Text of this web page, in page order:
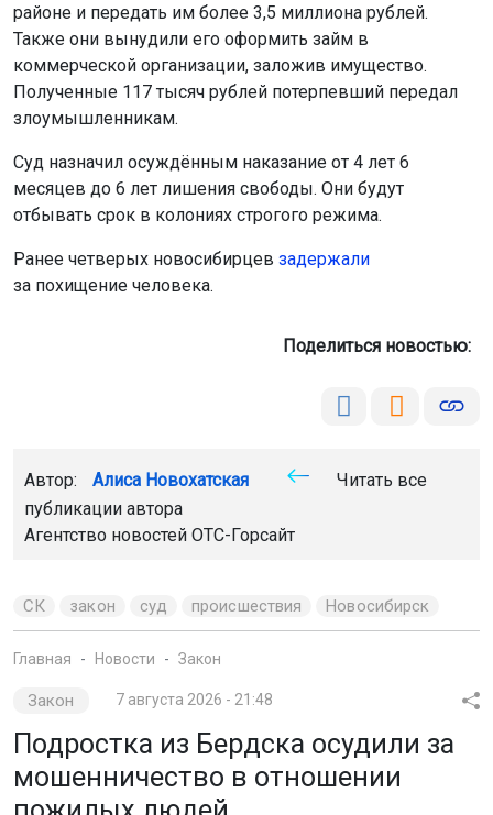
районе и передать им более 3,5 миллиона рублей.
Также они вынудили его оформить займ в
коммерческой организации, заложив имущество.
Полученные 117 тысяч рублей потерпевший передал
злоумышленникам.
Суд назначил осуждённым наказание от 4 лет 6
месяцев до 6 лет лишения свободы. Они будут
отбывать срок в колониях строгого режима.
Ранее четверых новосибирцев задержали
за похищение человека.
Поделиться новостью:
Автор: Алиса Новохатская
Читать все
публикации автора
Агентство новостей ОТС-Горсайт
СК закон суд происшествия Новосибирск
Главная Новости Закон
Закон 7 августа 2026 - 21:48
Подростка из Бердска осудили за
мошенничество в отношении